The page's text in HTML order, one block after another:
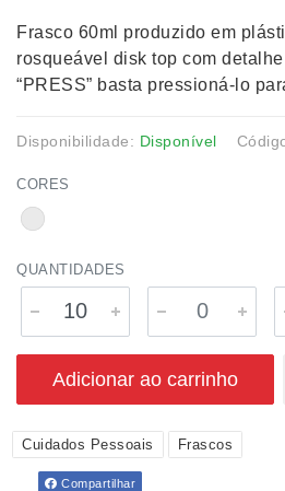
Frasco 60ml produzido em
rosqueável disk top com
“PRESS” basta pressioná-lo
Disponibilidade: Disponível
CORES
QUANTIDADES
Adicionar ao carrinho
Cuidados Pessoais Frascos
Compartilhar